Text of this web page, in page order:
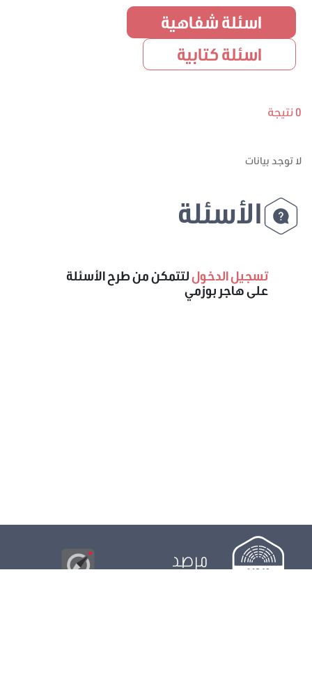
اسئلة شفاهية
اسئلة كتابية
0 نتيجة
لا توجد بيانات
الأسئلة
تسجيل الدخوللتتمكن من طرح الأسئلة
على هاجر بوزمي
مرصد